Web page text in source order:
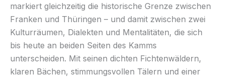
markiert gleichzeitig die historische Grenze zwischen
Franken und Thüringen – und damit zwischen zwei
Kulturräumen, Dialekten und Mentalitäten, die sich
bis heute an beiden Seiten des Kamms
unterscheiden. Mit seinen dichten Fichtenwäldern,
klaren Bächen, stimmungsvollen Tälern und einer